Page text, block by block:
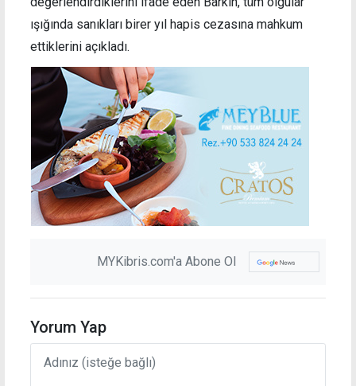
ışığında sanıkları birer yıl hapis cezasına mahkum
ettiklerini açıkladı.
MYKibris.com'a Abone Ol
Yorum Yap